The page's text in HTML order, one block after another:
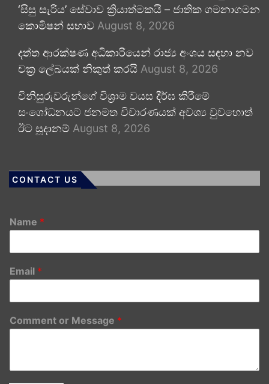
‘සිසු සැරිය’ සේවාව ක්‍රියාත්මකයි – ජාතික ගමනාගමන
කොමිෂන් සභාව August 8, 2026
දත්ත ආරක්ෂණ අධිකාරියෙන් රාජ්‍ය අංශය සඳහා නව
චක්‍ර ලේඛයක් නිකුත් කරයි August 8, 2026
විනිසුරුවරුන්ගේ විශ්‍රාම වයස දීර්ඝ කිරීමේ
සංශෝධනයට ජනමත විචාරණයක් අවශ්‍ය වුවහොත්
ඊට සූදානම් August 8, 2026
CONTACT US
Name *
Email *
Comment or Message *